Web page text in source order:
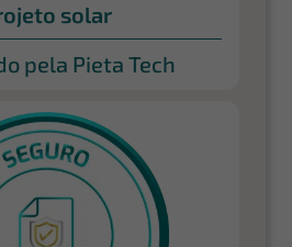
solar
pela Pieta Tech